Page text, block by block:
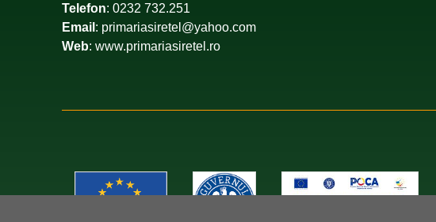
Telefon: 0232 732.251
Email : primariasiretel@yahoo.com
Web: www.primariasiretel.ro